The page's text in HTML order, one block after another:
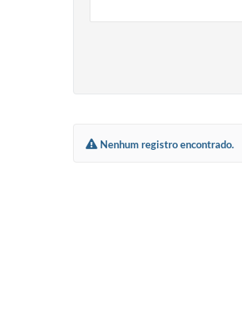
Nenhum registro encontrado.